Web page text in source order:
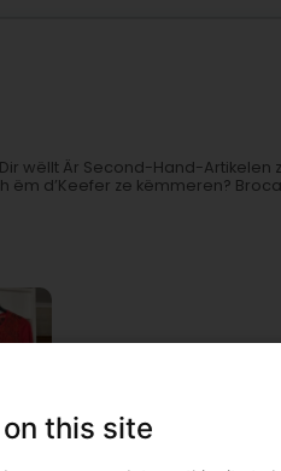
wëllt Är Second-Hand-Artikelen
d’Keefer ze këmmeren?
Floumuart Verkaafsdepot
this site